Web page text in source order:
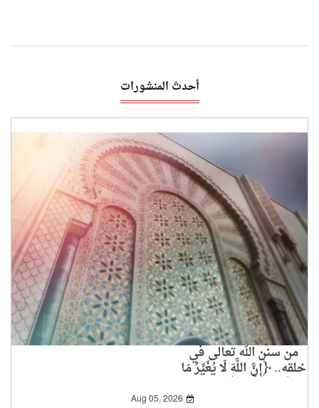
أحدث المنشورات
من سنن الله تعالى في
خلقه.. ﴿إِنَّ اللَّهَ لَا يُغَيِّرُ مَا
بِقَوْمٍ حَتَّى يُغَيِّرُوا مَا
Aug 05, 2026